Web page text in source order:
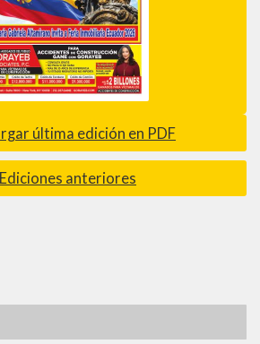
última edición en PDF
Ediciones anteriores